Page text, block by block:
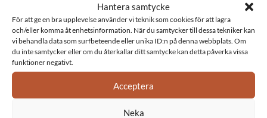
Hantera samtycke
För att ge en bra upplevelse använder vi teknik som cookies för att lagra
och/eller komma åt enhetsinformation. När du samtycker till dessa tekniker kan
vi behandla data som surfbeteende eller unika ID:n på denna webbplats. Om
du inte samtycker eller om du återkallar ditt samtycke kan detta påverka vissa
funktioner negativt.
Acceptera
Neka
Här finns vi
Vi är verksamma i stora delar av Sverige.
Besök vår sidaorterför att se om vi finns i ditt
område
Kontakta oss